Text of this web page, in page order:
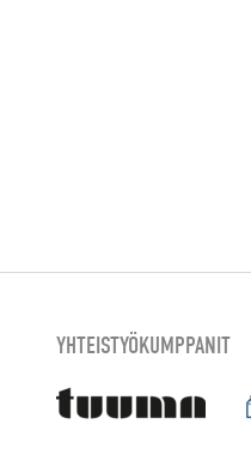
YHTEISTYÖKUMPPANIT